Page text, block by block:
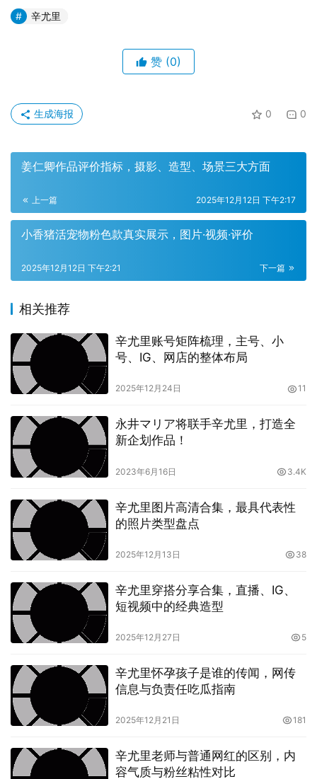
为什么辛尤里的身高如此引人关注？
“辛尤里身高多少”这个问题的热度，主要源自于公众对明星
常被拿来与明星的气质、形象联系起来。尤其是在娱乐圈，
身高往往被视为明星是否符合某种美学标准的重要因素。对
于一些公众人物来说，身高的“完美”与否甚至会直接影响到
辛尤里作为一位歌手和演员，常常出现在舞台、荧幕和各种
分。尽管身高并不是衡量一个人综合素质的唯一标准，但在
追星文化中，外貌和身高依然是粉丝与媒体关注的焦点。尤
其是在辛尤里这样一位集颜值与才华于一身的明星身上，人
辛尤里
赞 (0)
0 0
生成海报
姜仁卿作品评价指标，摄影、造型、场景三大方面
上一篇 2025年12月12日 下午2:17
小香猪活宠物粉色款真实展示，图片·视频·评价
下一篇
2025年12月12日 下午2:21
相关推荐
辛尤里账号矩阵梳理，主号、小
号、IG、网店的整体布局
2025年12月24日 11
永井マリア将联手辛尤里，打造全
新企划作品！
2023年6月16日 3.4K
辛尤里图片高清合集，最具代表性
的照片类型盘点
2025年12月13日 38
辛尤里穿搭分享合集，直播、IG、
短视频中的经典造型
2025年12月27日 5
辛尤里怀孕孩子是谁的传闻，网传
信息与负责任吃瓜指南
2025年12月21日 181
辛尤里老师与普通网红的区别，内
容气质与粉丝粘性对比